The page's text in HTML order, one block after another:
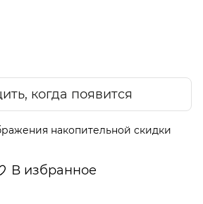
когда появится
накопительной скидки
В избранное